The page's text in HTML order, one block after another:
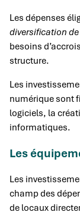
Les dépenses
diversification de
besoins
structure.
Les
numérique sont
logiciels, la
informatiques.
Les
Les
champ des
de locaux